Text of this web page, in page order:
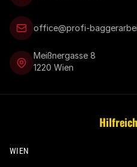
office@profi-
Meißnergasse 8
1220 Wien
WIEN